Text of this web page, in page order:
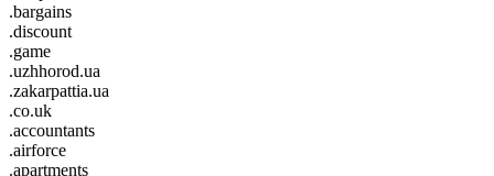
.bargains
.discount
.game
.uzhhorod.ua
.zakarpattia.ua
.co.uk
.accountants
.airforce
.apartments